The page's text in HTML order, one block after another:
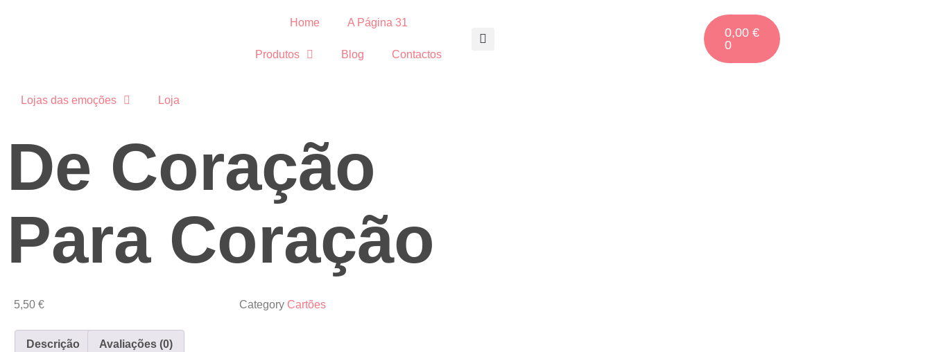
Home A Página 31
Produtos Blog Contactos
0,00 €
0
Lojas das emoções Loja
De Coração
Para Coração
5,50 € Category Cartões
Descrição Avaliações (0)